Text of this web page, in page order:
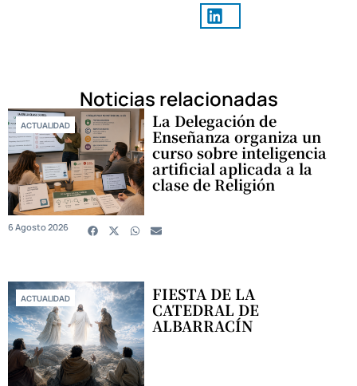
Noticias relacionadas
ACTUALIDAD La Delegación de
Enseñanza organiza un
curso sobre inteligencia
artificial aplicada a la
clase de Religión
6 Agosto 2026
ACTUALIDAD FIESTA DE LA
CATEDRAL DE
ALBARRACÍN